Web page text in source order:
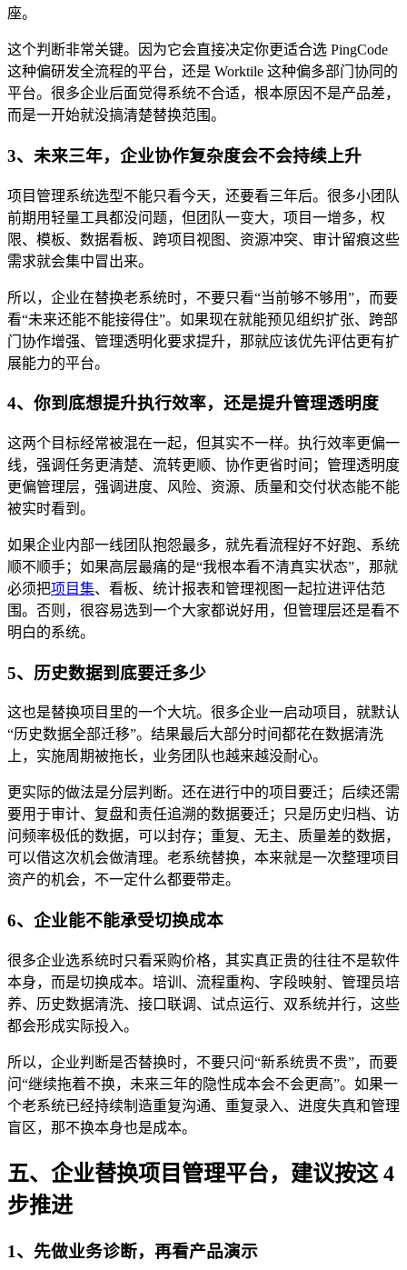
座。
这个判断非常关键。因为它会直接决定你更适合选 PingCode
这种偏研发全流程的平台，还是 Worktile 这种偏多部门协同的
平台。很多企业后面觉得系统不合适，根本原因不是产品差，
而是一开始就没搞清楚替换范围。
3、未来三年，企业协作复杂度会不会持续上升
项目管理系统选型不能只看今天，还要看三年后。很多小团队
前期用轻量工具都没问题，但团队一变大，项目一增多，权
限、模板、数据看板、跨项目视图、资源冲突、审计留痕这些
需求就会集中冒出来。
所以，企业在替换老系统时，不要只看“当前够不够用”，而要
看“未来还能不能接得住”。如果现在就能预见组织扩张、跨部
门协作增强、管理透明化要求提升，那就应该优先评估更有扩
展能力的平台。
4、你到底想提升执行效率，还是提升管理透明度
这两个目标经常被混在一起，但其实不一样。执行效率更偏一
线，强调任务更清楚、流转更顺、协作更省时间；管理透明度
更偏管理层，强调进度、风险、资源、质量和交付状态能不能
被实时看到。
如果企业内部一线团队抱怨最多，就先看流程好不好跑、系统
顺不顺手；如果高层最痛的是“我根本看不清真实状态”，那就
必须把项目集、看板、统计报表和管理视图一起拉进评估范
围。否则，很容易选到一个大家都说好用，但管理层还是看不
明白的系统。
5、历史数据到底要迁多少
这也是替换项目里的一个大坑。很多企业一启动项目，就默认
“历史数据全部迁移”。结果最后大部分时间都花在数据清洗
上，实施周期被拖长，业务团队也越来越没耐心。
更实际的做法是分层判断。还在进行中的项目要迁；后续还需
要用于审计、复盘和责任追溯的数据要迁；只是历史归档、访
问频率极低的数据，可以封存；重复、无主、质量差的数据，
可以借这次机会做清理。老系统替换，本来就是一次整理项目
资产的机会，不一定什么都要带走。
6、企业能不能承受切换成本
很多企业选系统时只看采购价格，其实真正贵的往往不是软件
本身，而是切换成本。培训、流程重构、字段映射、管理员培
养、历史数据清洗、接口联调、试点运行、双系统并行，这些
都会形成实际投入。
所以，企业判断是否替换时，不要只问“新系统贵不贵”，而要
问“继续拖着不换，未来三年的隐性成本会不会更高”。如果一
个老系统已经持续制造重复沟通、重复录入、进度失真和管理
盲区，那不换本身也是成本。
五、企业替换项目管理平台，建议按这 4
步推进
1、先做业务诊断，再看产品演示